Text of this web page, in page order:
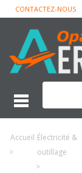
CONTACTEZ-NOUS
Accueil
>
Électricité &
outillage
>